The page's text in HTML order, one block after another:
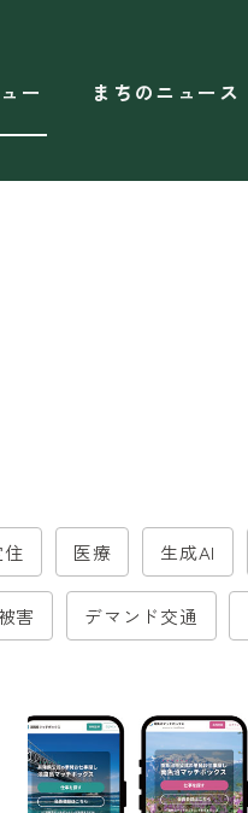
ー まちのニュース
医療 生成AI
害 デマンド交通